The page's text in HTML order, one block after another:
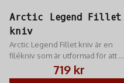
Arctic Legend Fillet
kniv
Arctic Legend Fillet kniv​ är en
filékniv som är utformad för att ge
dig precision och flexibilitet.
719 kr